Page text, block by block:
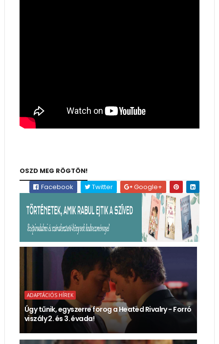
OSZD MEG RÖGTÖN!
Facebook
Twitter Google+
ADAPTÁCIÓS HÍREK
Úgy tűnik, egyszerre forog a Heated Rivalry - Forró
viszály 2. és 3. évada!